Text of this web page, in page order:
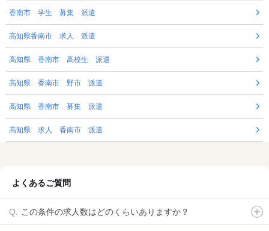
香南市 学生 募集 派遣
高知県香南市 求人 派遣
高知県 香南市 高校生 派遣
高知県 香南市 野市 派遣
高知県 香南市 募集 派遣
高知県 求人 香南市 派遣
よくあるご質問
この条件の求人数はどのくらいありますか？